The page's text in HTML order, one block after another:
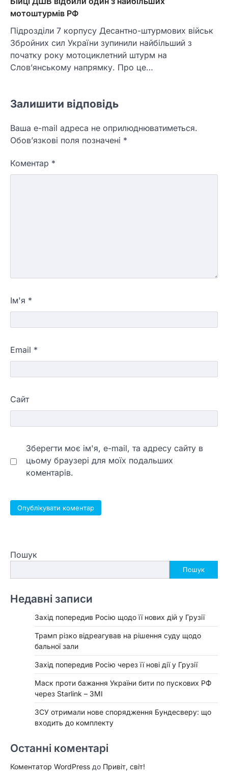
мотоштурмів РФ
Підрозділи 7 корпусу Десантно-штурмових військ
Збройних сил України зупинили найбільший з
початку року мотоциклетний штурм на
Слов’янському напрямку. Про це…
Залишити відповідь
Ваша e-mail адреса не оприлюднюватиметься.
Обов’язкові поля позначені *
Коментар *
Ім'я *
Email *
Сайт
Зберегти моє ім'я, e-mail, та адресу сайту в
цьому браузері для моїх подальших
коментарів.
Пошук
Пошук
Недавні записи
Захід попередив Росію щодо її нових дій у Грузії
Трамп різко відреагував на рішення суду щодо
бальної зали
Захід попередив Росію через її нові дії у Грузії
Маск проти бажання України бити по пускових РФ
через Starlink – ЗМІ
ЗСУ отримали нове спорядження Бундесверу: що
входить до комплекту
Останні коментарі
Коментатор WordPress до Привіт, світ!